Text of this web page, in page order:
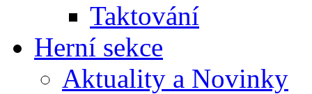
Taktování
Herní sekce
Aktuality a Novinky